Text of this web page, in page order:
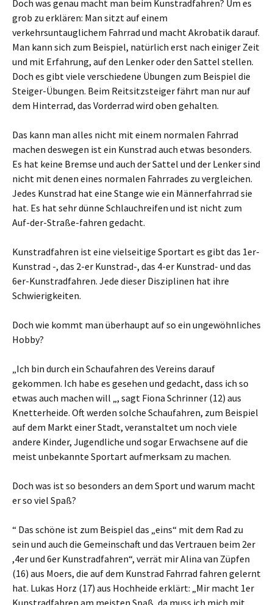
Doch was genau macht man beim Kunstradfahren? Um es
grob zu erklären: Man sitzt auf einem
verkehrsuntauglichem Fahrrad und macht Akrobatik darauf.
Man kann sich zum Beispiel, natürlich erst nach einiger Zeit
und mit Erfahrung, auf den Lenker oder den Sattel stellen.
Doch es gibt viele verschiedene Übungen zum Beispiel die
Steiger-Übungen. Beim Reitsitzsteiger fährt man nur auf
dem Hinterrad, das Vorderrad wird oben gehalten.
Das kann man alles nicht mit einem normalen Fahrrad
machen deswegen ist ein Kunstrad auch etwas besonders.
Es hat keine Bremse und auch der Sattel und der Lenker sind
nicht mit denen eines normalen Fahrrades zu vergleichen.
Jedes Kunstrad hat eine Stange wie ein Männerfahrrad sie
hat. Es hat sehr dünne Schlauchreifen und ist nicht zum
Auf-der-Straße-fahren gedacht.
Kunstradfahren ist eine vielseitige Sportart es gibt das 1er-
Kunstrad -, das 2-er Kunstrad-, das 4-er Kunstrad- und das
6er-Kunstradfahren. Jede dieser Disziplinen hat ihre
Schwierigkeiten.
Doch wie kommt man überhaupt auf so ein ungewöhnliches
Hobby?
„Ich bin durch ein Schaufahren des Vereins darauf
gekommen. Ich habe es gesehen und gedacht, dass ich so
etwas auch machen will „, sagt Fiona Schrinner (12) aus
Knetterheide. Oft werden solche Schaufahren, zum Beispiel
auf dem Markt einer Stadt, veranstaltet um noch viele
andere Kinder, Jugendliche und sogar Erwachsene auf die
meist unbekannte Sportart aufmerksam zu machen.
Doch was ist so besonders an dem Sport und warum macht
er so viel Spaß?
“ Das schöne ist zum Beispiel das „eins“ mit dem Rad zu
sein und auch die Gemeinschaft und das Vertrauen beim 2er
,4er und 6er Kunstradfahren“, verrät mir Alina van Züpfen
(16) aus Moers, die auf dem Kunstrad Fahrrad fahren gelernt
hat. Lukas Horz (17) aus Hochheide erklärt: „Mir macht 1er
Kunstradfahren am meisten Spaß, da muss ich mich mit